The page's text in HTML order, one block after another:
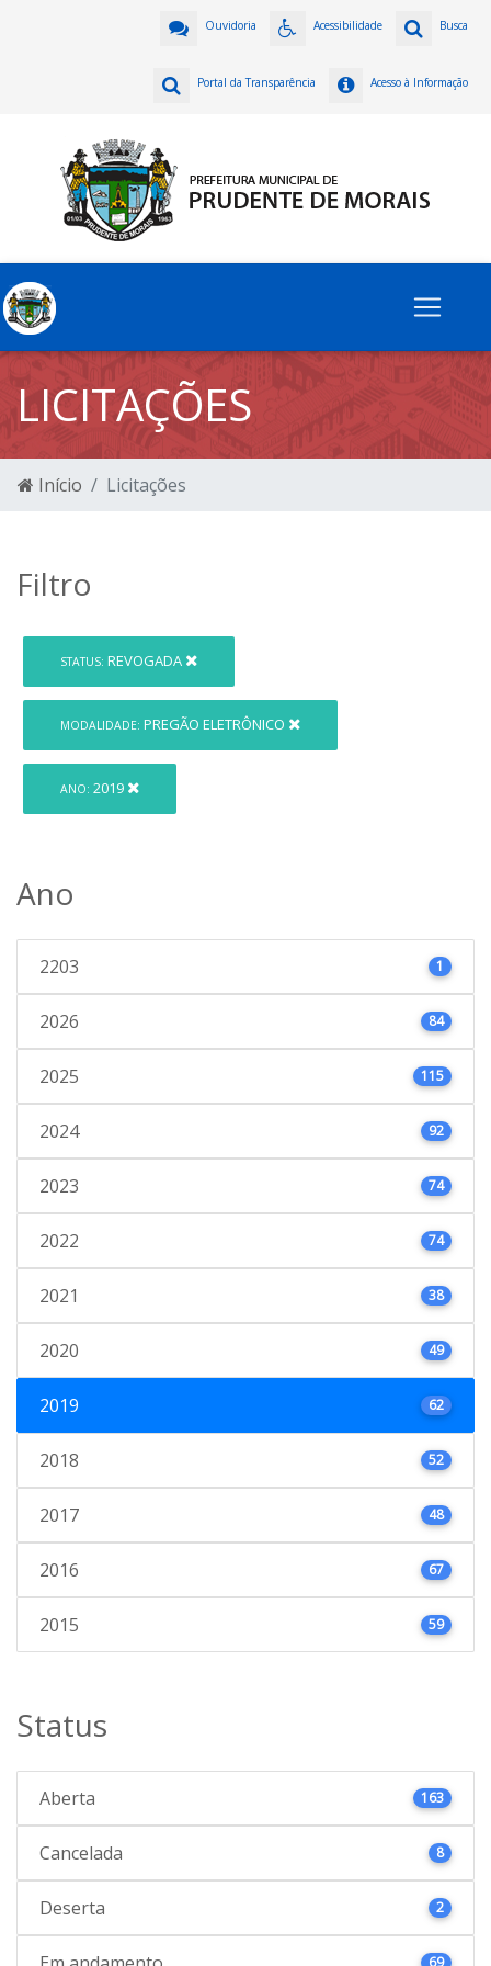
Busca
Acessibilidade
Ouvidoria
Acesso à Informação
Portal da Transparência
LICITAÇÕES
Início Licitações
Filtro
STATUS: REVOGADA
MODALIDADE: PREGÃO ELETRÔNICO
ANO: 2019
Ano
2203 1
2026 84
2025 115
2024 92
2023 74
2022 74
2021 38
2020 49
2019 62
2018 52
2017 48
2016 67
2015 59
Status
Aberta 163
Cancelada 8
Deserta 2
69